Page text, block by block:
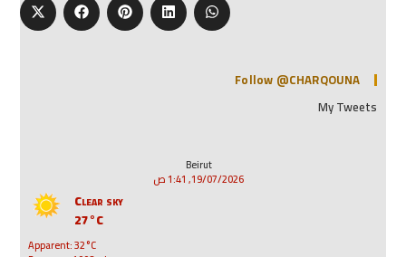
Follow @CHARQOUNA
My Tweets
Beirut
19/07/2026, 1:41 ص
Clear sky
27°C
Apparent: 32°C